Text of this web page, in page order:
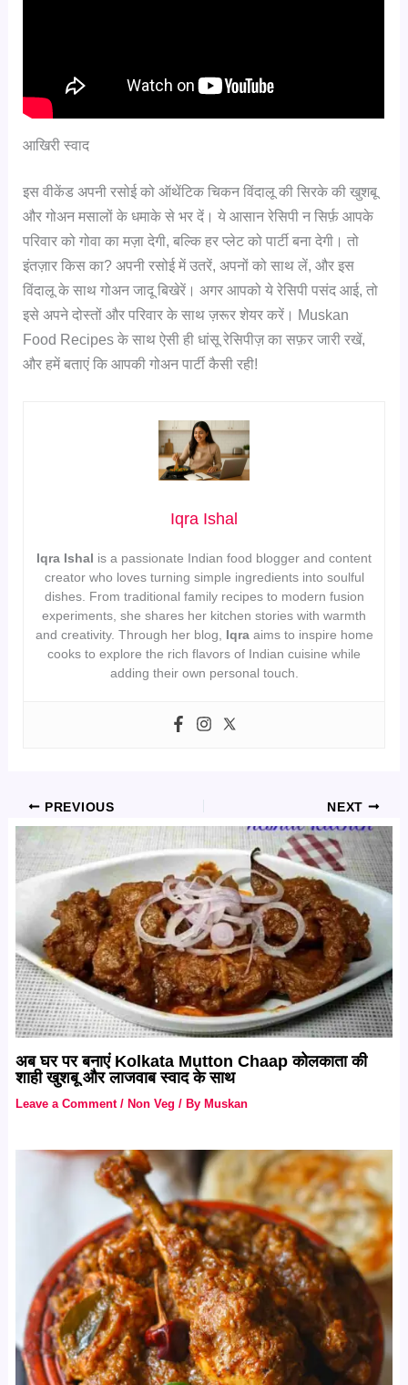
आखिरी स्वाद
इस वीकेंड अपनी रसोई को ऑथेंटिक चिकन विंदालू की सिरके की खुशबू
और गोअन मसालों के धमाके से भर दें। ये आसान रेसिपी न सिर्फ़ आपके
परिवार को गोवा का मज़ा देगी, बल्कि हर प्लेट को पार्टी बना देगी। तो
इंतज़ार किस का? अपनी रसोई में उतरें, अपनों को साथ लें, और इस
विंदालू के साथ गोअन जादू बिखेरें। अगर आपको ये रेसिपी पसंद आई, तो
इसे अपने दोस्तों और परिवार के साथ ज़रूर शेयर करें। Muskan
Food Recipes के साथ ऐसी ही धांसू रेसिपीज़ का सफ़र जारी रखें,
और हमें बताएं कि आपकी गोअन पार्टी कैसी रही!
Iqra Ishal
Iqra Ishal is a passionate Indian food blogger and content
creator who loves turning simple ingredients into soulful
dishes. From traditional family recipes to modern fusion
experiments, she shares her kitchen stories with warmth
and creativity. Through her blog, Iqraaims to inspire home
cooks to explore the rich flavors of Indian cuisine while
adding their own personal touch.
PREVIOUS NEXT
अब घर पर बनाएं Kolkata Mutton Chaap कोलकाता की
शाही खुशबू और लाजवाब स्वाद के साथ
Leave a Comment / Non Veg / By Muskan